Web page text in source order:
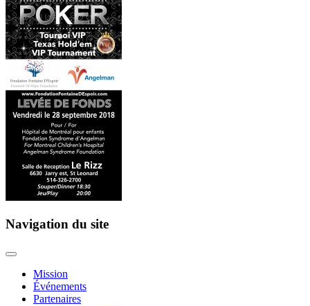
Navigation du site
Mission
Événements
Partenaires